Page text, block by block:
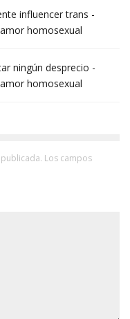
influencer trans -
homosexual
ningún desprecio -
homosexual
Los campos